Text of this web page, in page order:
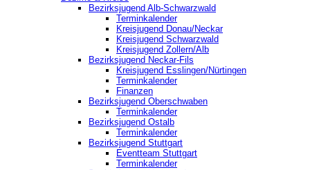
Bezirksjugend Alb-Schwarzwald
Terminkalender
Kreisjugend Donau/Neckar
Kreisjugend Schwarzwald
Kreisjugend Zollern/Alb
Bezirksjugend Neckar-Fils
Kreisjugend ‎Esslingen/Nürtingen
Terminkalender
Finanzen
Bezirksjugend Oberschwaben
Terminkalender
Bezirksjugend Ostalb
Terminkalender
Bezirksjugend Stuttgart
‎Eventteam Stuttgart
Terminkalender